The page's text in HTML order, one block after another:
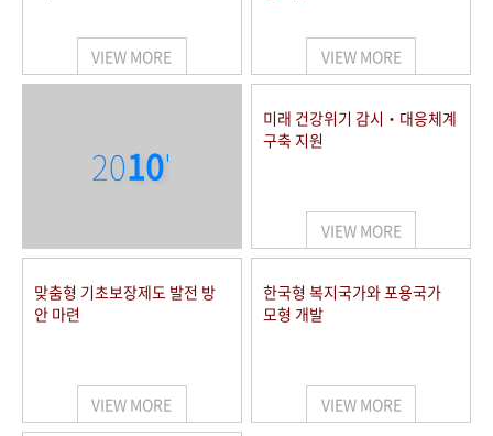
VIEW MORE VIEW MORE
2010'
미래 건강위기 감시‧대응체계
구축 지원
VIEW MORE
맞춤형 기초보장제도 발전 방
안 마련
VIEW MORE
한국형 복지국가와 포용국가
모형 개발
VIEW MORE